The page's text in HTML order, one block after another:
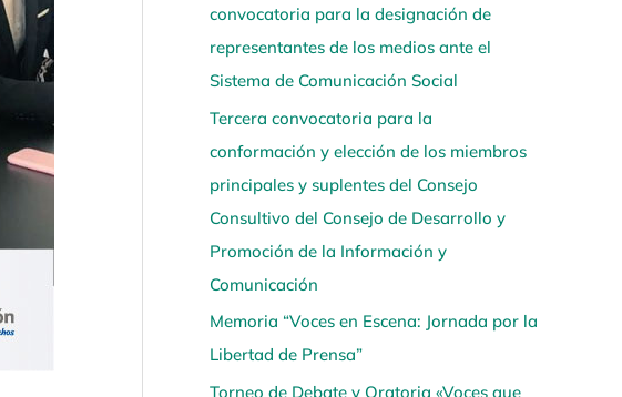
convocatoria para la designación de
representantes de los medios ante el
Sistema de Comunicación Social
Tercera convocatoria para la
conformación y elección de los miembros
principales y suplentes del Consejo
Consultivo del Consejo de Desarrollo y
Promoción de la Información y
Comunicación
Memoria “Voces en Escena: Jornada por la
Libertad de Prensa”
Torneo de Debate y Oratoria «Voces que
q
u
í